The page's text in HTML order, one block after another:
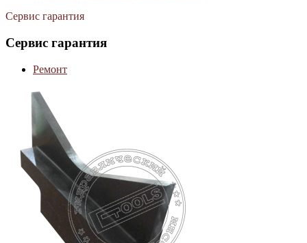
Сервис гарантия
Сервис гарантия
Ремонт